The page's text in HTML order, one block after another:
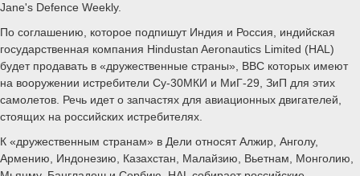
Jane's Defence Weekly.
По соглашению, которое подпишут Индия и Россия, индийская
государственная компания Hindustan Aeronautics Limited (HAL)
будет продавать в «дружественные страны», ВВС которых имеют
на вооружении истребители Су-30МКИ и МиГ-29, ЗиП для этих
самолетов. Речь идет о запчастях для авиационных двигателей,
стоящих на российских истребителях.
К «дружественным странам» в Дели относят Алжир, Анголу,
Армению, Индонезию, Казахстан, Малайзию, Вьетнам, Монголию,